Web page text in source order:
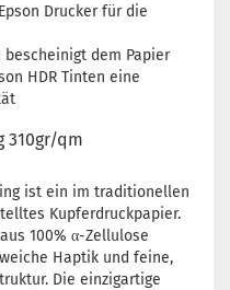
Drucker für die
bescheinigt dem Papier
HDR Tinten eine
310gr/qm
ist ein im traditionellen
Kupferdruckpapier.
100% α-Zellulose
Haptik und feine,
Die einzigartige